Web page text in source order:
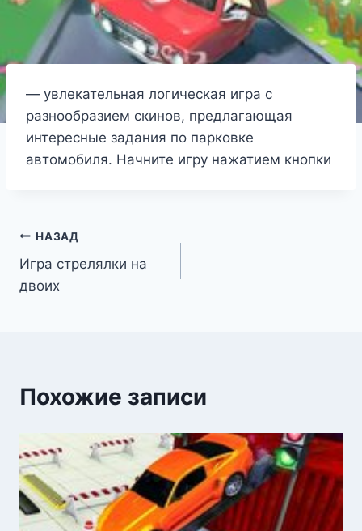
— увлекательная логическая игра с
разнообразием скинов, предлагающая
интересные задания по парковке
автомобиля. Начните игру нажатием кнопки
Навигация
по
НАЗАД
Игра стрелялки на
двоих
Похожие записи